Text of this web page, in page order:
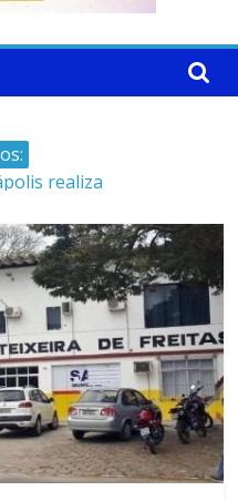
realiza
e Lilás
na mira da
para a
pra valer
o cargo
sexual
Carletto
5.600% em